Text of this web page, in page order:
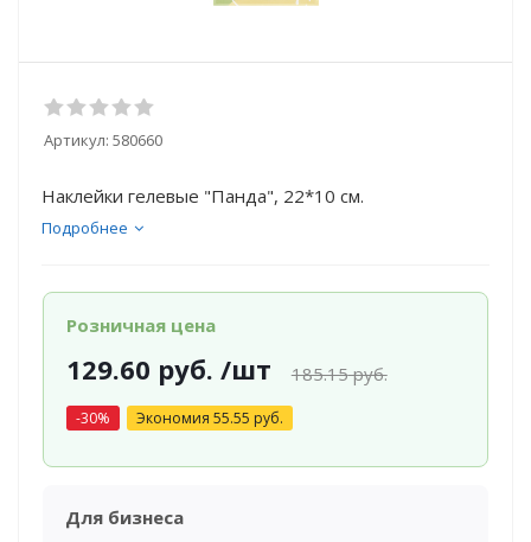
Артикул: 580660
Наклейки гелевые "Панда", 22*10 см.
Подробнее
Розничная цена
129.60 руб. /шт 185.15руб.
-30% Экономия 55.55 руб.
Для бизнеса